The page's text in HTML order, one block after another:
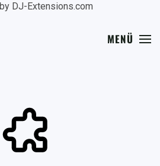
by DJ-Extensions.com
MENÜ